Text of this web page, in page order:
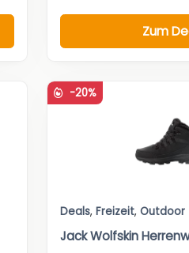
Zum
-20%
Deals, Freizeit, Outdoor
Jack Wolfskin